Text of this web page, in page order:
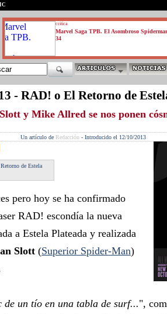
critica
Marvel Saga TPB. El Asombroso
34
- RAD! o El Retorno de
y Mike Allred se nos ponen
Un artículo de Redacción-Introducido el 12/10/2013
de Estela
pero hoy se ha confirmado
RAD! escondía la nueva
a Estela Plateada y realizada
Slott (Superior Spider-Man)
de un tío en una tabla de surf...",